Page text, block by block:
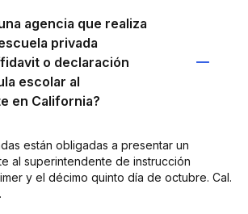
agencia que realiza
privada
o declaración
escolar al
en California?
están obligadas a presentar un
al superintendente de instrucción
y el décimo quinto día de octubre. Cal.